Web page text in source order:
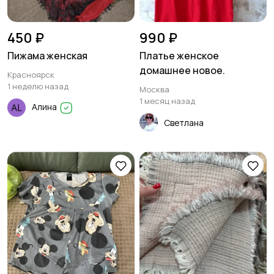
450 ₽
Пижама женская
Красноярск
1 неделю назад
Алина
990 ₽
Платье женское
домашнее новое.
Москва
1 месяц назад
Светлана